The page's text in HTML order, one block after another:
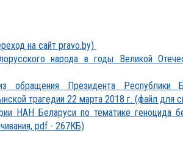
на сайт pravo.by)
народа в годы Великой
Президента Республики
трагедии 22 марта 2018 г. (файл для
НАН Беларуси по тематике геноцида
pdf - 267КБ)